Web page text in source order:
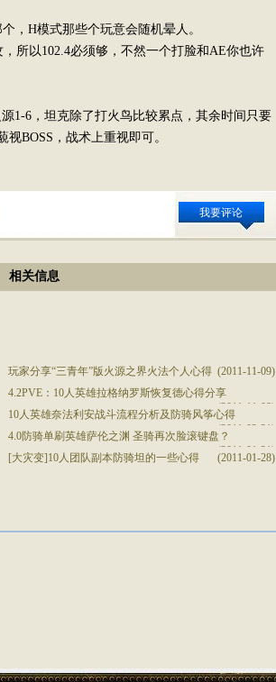
H模式那些个玩意会随机晕人。
以102.4必须够，不然一个打脸和AE你也许
6，坦克除了打火鸟比较累点，其余时间只要
BOSS，战术上重视即可。
我要评论
相关信息
玩家分享“三青年”版火源之界火法个人心得 (2011-11-09)
4.2PVE：10人英雄拉格纳罗斯恢复德心得分享
(2011-11-08)
10人英雄奈法利安战斗流程分析及防骑风筝心得
(2011-03-31)
4.0防骑单刷英雄萨伦之渊 圣骑再次脸滚键盘？
(2011-01-31)
[大灾变]10人团队副本防骑坦的一些心得 (2011-01-28)